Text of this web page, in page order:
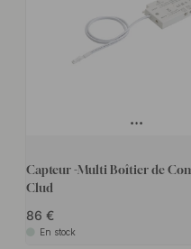
Capteur -Multi Boîtier de
Clud
86
En stock